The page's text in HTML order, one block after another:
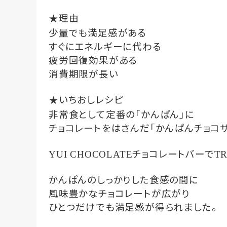
★理由
少量でも満足感がある
すぐにエネルギーに代わる
疲労回復効果がある
消費期限が長い
★いちおしレシピ
非常食として定番の「かんぱん」に
チョコレートをはさんだ「かんぱんチョコサ
YUI CHOCOLATEチョコレートバーで
かんぱんのしっかりした食感の間に
風味豊かなチョコレートが広がり
ひとつだけでも満足感が得られました。